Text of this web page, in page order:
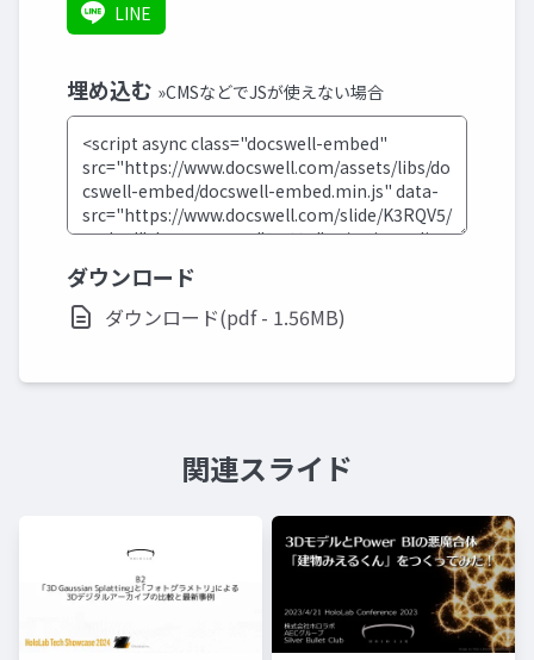
LINE
埋め込む »CMSなどでJSが使えない場合
ダウンロード
ダウンロード(pdf - 1.56MB)
関連スライド